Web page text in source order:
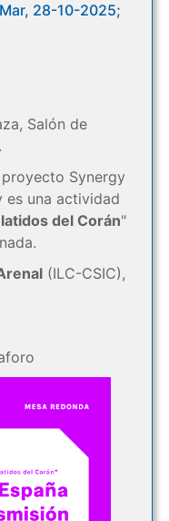
28-10-2025;
Salón de
Synergy
es una actividad
del Corán"
(ILC-CSIC),